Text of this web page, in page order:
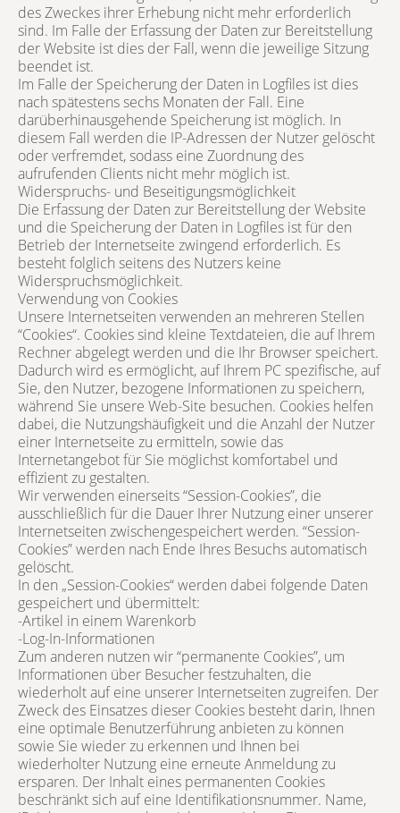
des Zweckes ihrer Erhebung nicht mehr erforderlich
sind. Im Falle der Erfassung der Daten zur Bereitstellung
der Website ist dies der Fall, wenn die jeweilige Sitzung
beendet ist.
Im Falle der Speicherung der Daten in Logfiles ist dies
nach spätestens sechs Monaten der Fall. Eine
darüberhinausgehende Speicherung ist möglich. In
diesem Fall werden die IP-Adressen der Nutzer gelöscht
oder verfremdet, sodass eine Zuordnung des
aufrufenden Clients nicht mehr möglich ist.
Widerspruchs- und Beseitigungsmöglichkeit
Die Erfassung der Daten zur Bereitstellung der Website
und die Speicherung der Daten in Logfiles ist für den
Betrieb der Internetseite zwingend erforderlich. Es
besteht folglich seitens des Nutzers keine
Widerspruchsmöglichkeit.
Verwendung von Cookies
Unsere Internetseiten verwenden an mehreren Stellen
“Cookies“. Cookies sind kleine Textdateien, die auf Ihrem
Rechner abgelegt werden und die Ihr Browser speichert.
Dadurch wird es ermöglicht, auf Ihrem PC spezifische, auf
Sie, den Nutzer, bezogene Informationen zu speichern,
während Sie unsere Web-Site besuchen. Cookies helfen
dabei, die Nutzungshäufigkeit und die Anzahl der Nutzer
einer Internetseite zu ermitteln, sowie das
Internetangebot für Sie möglichst komfortabel und
effizient zu gestalten.
Wir verwenden einerseits “Session-Cookies”, die
ausschließlich für die Dauer Ihrer Nutzung einer unserer
Internetseiten zwischengespeichert werden. “Session-
Cookies” werden nach Ende Ihres Besuchs automatisch
gelöscht.
In den „Session-Cookies“ werden dabei folgende Daten
gespeichert und übermittelt:
-Artikel in einem Warenkorb
-Log-In-Informationen
Zum anderen nutzen wir “permanente Cookies”, um
Informationen über Besucher festzuhalten, die
wiederholt auf eine unserer Internetseiten zugreifen. Der
Zweck des Einsatzes dieser Cookies besteht darin, Ihnen
eine optimale Benutzerführung anbieten zu können
sowie Sie wieder zu erkennen und Ihnen bei
wiederholter Nutzung eine erneute Anmeldung zu
ersparen. Der Inhalt eines permanenten Cookies
beschränkt sich auf eine Identifikationsnummer. Name,